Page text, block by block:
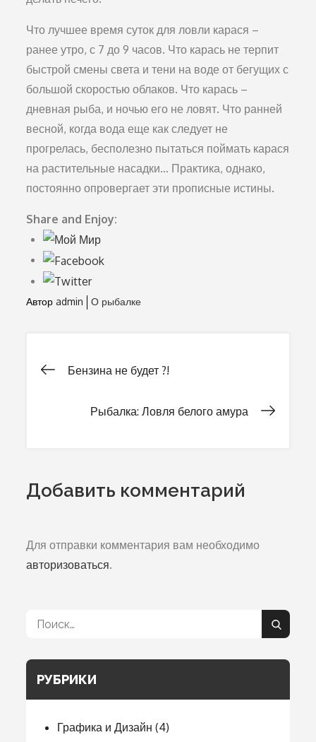
Что лучшее время суток для ловли карася –
ранее утро, с 7 до 9 часов. Что карась не терпит
быстрой смены света и тени на воде от бегущих с
большой скоростью облаков. Что карась –
дневная рыба, и ночью его не ловят. Что ранней
весной, когда вода еще как следует не
прогрелась, бесполезно пытаться поймать карася
на растительные насадки… Практика, однако,
постоянно опровергает эти прописные истины.
Share and Enjoy:
Авторadmin О рыбалке
Навигация
Бензина не будет ?!
Рыбалка: Ловля белого амура
Добавить комментарий
Для отправки комментария вам необходимо
авторизоваться.
Поиск:
Поиск
РУБРИКИ
Графика и Дизайн (4)